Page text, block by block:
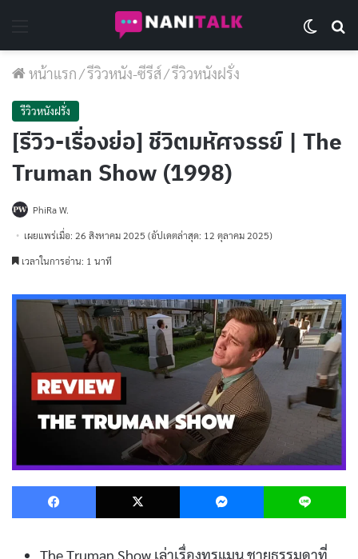
หน้าแรก/รีวิวหนัง-ซีรีส์/รีวิวหนังฝรั่ง
รีวิวหนังฝรั่ง
[รีวิว-เรื่องย่อ] ชีวิตมหัศจรรย์ | The
Truman Show (1998)
PhiRa W.
เผยแพร่เมื่อ: 26 สิงหาคม 2025 (อัปเดตล่าสุด: 12 ตุลาคม 2025)
เวลาในการอ่าน: 1 นาที
Facebook X Messenger
The Truman Show เล่าเรื่องทรูแมน ชายธรรมดาที่